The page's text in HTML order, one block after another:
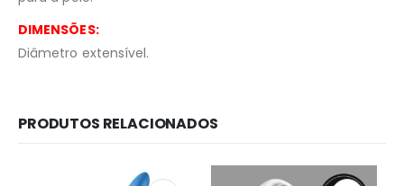
DIMENSÕES:
Diâmetro extensível.
PRODUTOS RELACIONADOS